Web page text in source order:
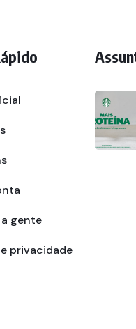
gente
privacidade